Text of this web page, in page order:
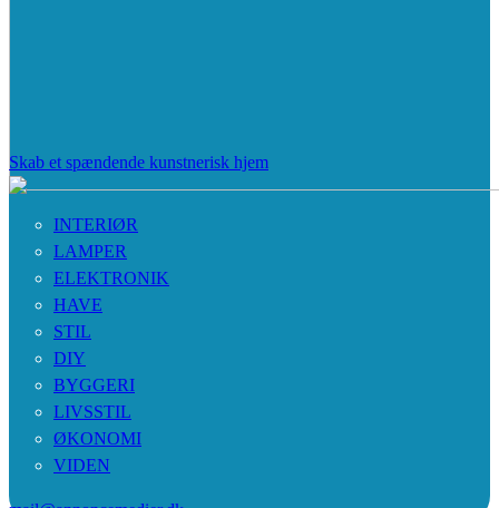
Skab et spændende kunstnerisk hjem
INTERIØR
LAMPER
ELEKTRONIK
HAVE
STIL
DIY
BYGGERI
LIVSSTIL
ØKONOMI
VIDEN